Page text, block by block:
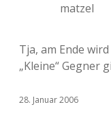
matzel
Tja, am Ende
„Kleine“ Gegner
28. Januar 2006